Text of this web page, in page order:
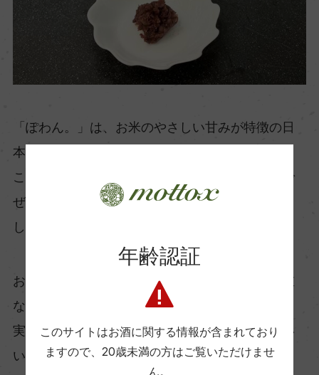
「ぽわん。」は、お米のやさしい甘みが特徴の日
本酒です。
このお酒に粒あんを合わせてみたところ、まるで
ぜんざいを食べているかのような味わいになりま
した。
お米由来の甘さと、小豆の素朴な甘みがうまく重
なり合っていて、後味もすっきりしています。
実際に試してみると、日本酒と和菓子は相性がい
いんだなと実感できます。
年齢認証
このサイトはお酒に関する情報が含まれており
ますので、 20歳未満の方はご覧いただけませ
ん。